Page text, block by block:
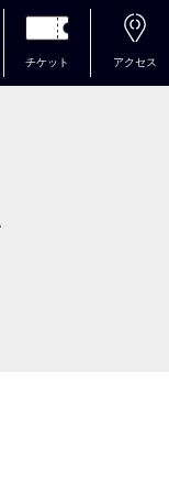
チケット アクセス